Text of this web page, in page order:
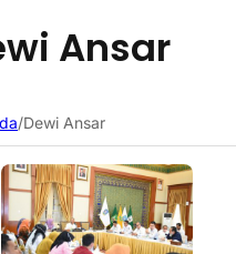
Ansar
/Dewi Ansar